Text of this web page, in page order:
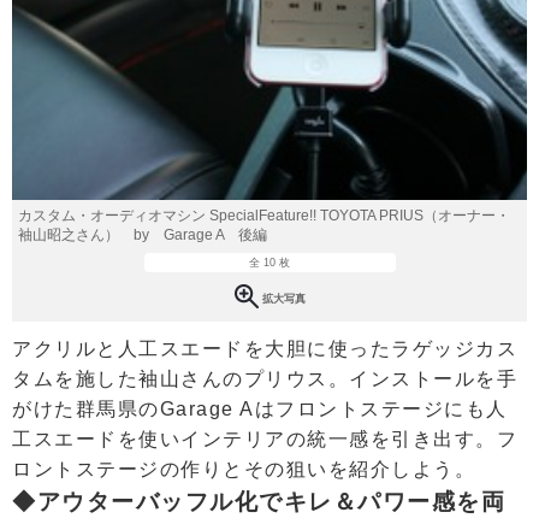
カスタム・オーディオマシン SpecialFeature!! TOYOTA PRIUS（オーナー・
袖山昭之さん） by Garage A 後編
全 10 枚
拡大写真
アクリルと人工スエードを大胆に使ったラゲッジカス
タムを施した袖山さんのプリウス。インストールを手
がけた群馬県のGarage Aはフロントステージにも人
工スエードを使いインテリアの統一感を引き出す。フ
ロントステージの作りとその狙いを紹介しよう。
◆アウターバッフル化でキレ＆パワー感を両